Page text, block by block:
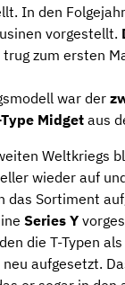
In den
vorgestellt.
zum ersten
war der
Midget aus
Weltkriegs
wieder auf
das Sortiment
Series Y
die T-Typen
aufgesetzt.